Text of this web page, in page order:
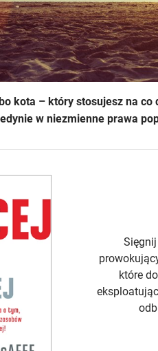
kota – który stosujesz na
w niezmienne prawa
które